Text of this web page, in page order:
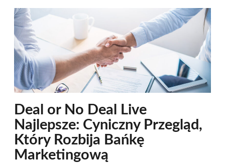
Deal or No Deal Live
Najlepsze: Cyniczny Przegląd,
Który Rozbija Bańkę
Marketingową